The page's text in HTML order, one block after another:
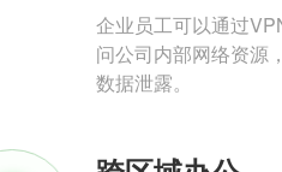
企业员工可以通过
问公司内部网络资源
数据泄露。